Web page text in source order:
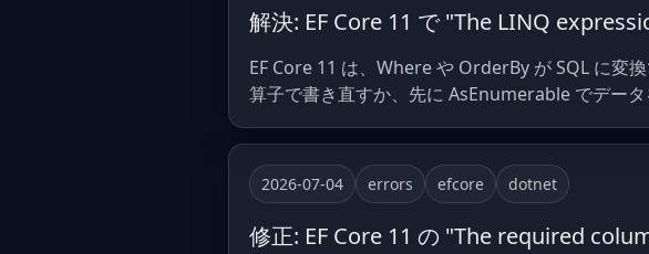
解決: EF Core 11 で "The LINQ
EF Core 11 は、Where や OrderBy が SQL に変
算子で書き直すか、先に AsEnumerable でデータ
2026-07-04 errors efcore dotnet
修正: EF Core 11 の "The required